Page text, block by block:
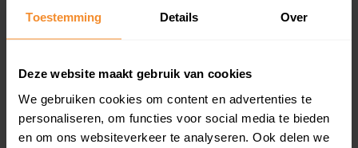
Toestemming Details Over
Deze website maakt gebruik van cookies
We gebruiken cookies om content en advertenties te
personaliseren, om functies voor social media te bieden
en om ons websiteverkeer te analyseren. Ook delen we
Bouwjaar